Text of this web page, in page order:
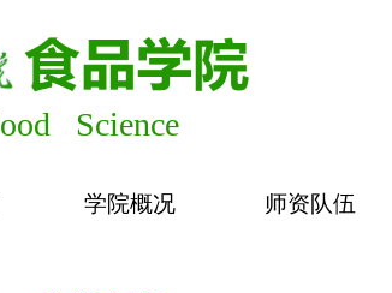
Science
学院概况 师资队伍